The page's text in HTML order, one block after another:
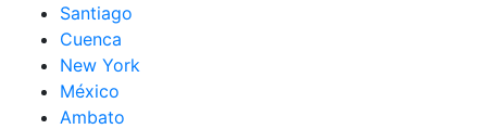
Santiago
Cuenca
New York
México
Ambato